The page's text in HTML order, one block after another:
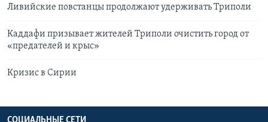
Ливийские повстанцы продолжают удерживать Триполи
Каддафи призывает жителей Триполи очистить город от
«предателей и крыс»
Кризис в Сирии